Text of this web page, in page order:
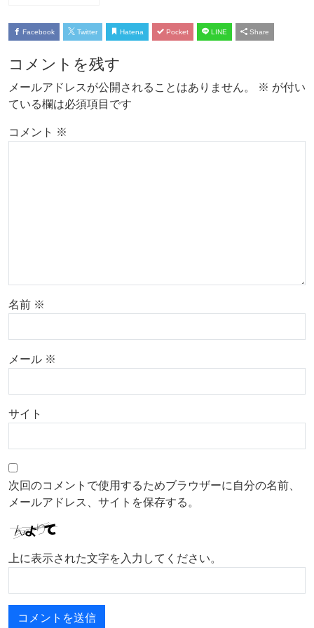
Facebook Twitter Hatena Pocket LINE Share
コメントを残す
メールアドレスが公開されることはありません。 ※ が付い
ている欄は必須項目です
コメント ※
名前 ※
メール ※
サイト
次回のコメントで使用するためブラウザーに自分の名前、
メールアドレス、サイトを保存する。
上に表示された文字を入力してください。